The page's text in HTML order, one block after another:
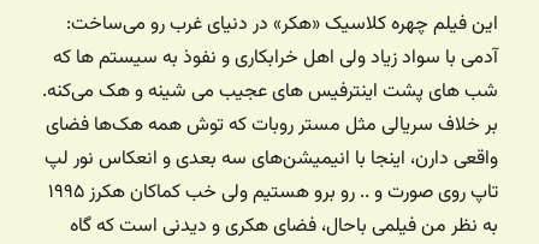
این فیلم چهره کلاسیک «هکر» در دنیای غرب رو می‌ساخت:
آدمی با سواد زیاد ولی اهل خرابکاری و نفوذ به سیستم ها که
شب های پشت اینترفیس های عجیب می شینه و هک می‌کنه.
بر خلاف سریالی مثل مستر روبات که توش همه هک‌ها فضای
واقعی دارن، اینجا با انیمیشن‌های سه بعدی و انعکاس نور لپ
تاپ روی صورت و .. رو برو هستیم ولی خب کماکان هکرز ۱۹۹۵
به نظر من فیلمی باحال، فضای هکری و دیدنی است که گاه